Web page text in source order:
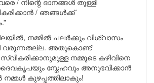
/ നിന്റെ ദാനങ്ങൾ തുള്ളി
/ ഞങ്ങൾക്ക്
നമ്മിൽ പലർക്കും വിശ്വാസം
വരുന്നതല്ല. അതുകൊണ്ട്
നമ്മുടെ കഴിവിനെ
സ്നേഹവും അനുഭവിക്കാൻ
നമ്മൾ കുഴപ്പത്തിലാകും!